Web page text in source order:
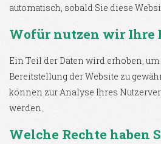
automatisch, sobald Sie diese
Wofür nutzen wir Ihre
Ein Teil der Daten wird erhoben,
Bereitstellung der Website zu
können zur Analyse Ihres
werden.
Welche Rechte haben